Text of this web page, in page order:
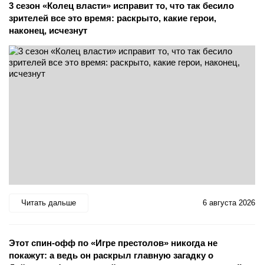
3 сезон «Колец власти» исправит то, что так бесило
зрителей все это время: раскрыто, какие герои,
наконец, исчезнут
Читать дальше 6 августа 2026
Этот спин-офф по «Игре престолов» никогда не
покажут: а ведь он раскрыл главную загадку о